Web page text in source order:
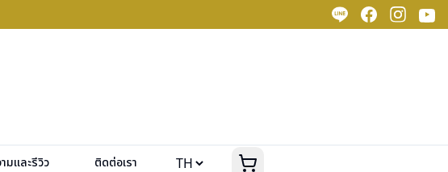
มและรีวิว ติดต่อเรา